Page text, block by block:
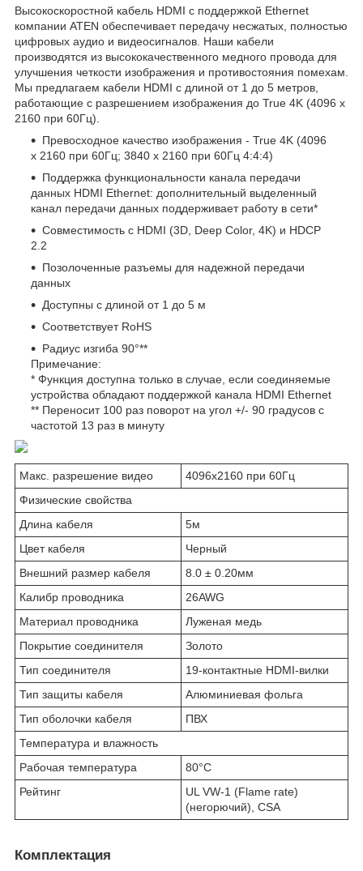
Высокоскоростной кабель HDMI с поддержкой Ethernet
компании ATEN обеспечивает передачу несжатых, полностью
цифровых аудио и видеосигналов. Наши кабели
производятся из высококачественного медного провода для
улучшения четкости изображения и противостояния помехам.
Мы предлагаем кабели HDMI с длиной от 1 до 5 метров,
работающие с разрешением изображения до True 4K (4096 х
2160 при 60Гц).
Превосходное качество изображения - True 4K (4096
x 2160 при 60Гц; 3840 x 2160 при 60Гц 4:4:4)
Поддержка функциональности канала передачи
данных HDMI Ethernet: дополнительный выделенный
канал передачи данных поддерживает работу в сети*
Совместимость с HDMI (3D, Deep Color, 4K) и HDCP
2.2
Позолоченные разъемы для надежной передачи
данных
Доступны с длиной от 1 до 5 м
Соответствует RoHS
Радиус изгиба 90°**
Примечание:
* Функция доступна только в случае, если соединяемые
устройства обладают поддержкой канала HDMI Ethernet
** Переносит 100 раз поворот на угол +/- 90 градусов с
частотой 13 раз в минуту
Макс. разрешение видео
4096x2160 при 60Гц
Физические свойства
Длина кабеля
5м
Цвет кабеля
Черный
Внешний размер кабеля
8.0 ± 0.20мм
Калибр проводника
26AWG
Материал проводника
Луженая медь
Покрытие соединителя
Золото
Тип соединителя
19-контактные HDMI-вилки
Тип защиты кабеля
Алюминиевая фольга
Тип оболочки кабеля
ПВХ
Температура и влажность
Рабочая температура
80°C
Рейтинг
UL VW-1 (Flame rate)
(негорючий), CSA
Комплектация